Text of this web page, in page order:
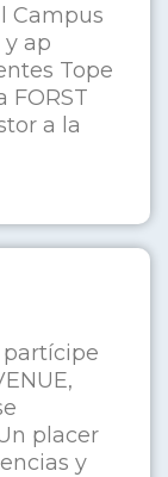
Campus
y ap
Tope
FORST
a la
partícipe
placer
y